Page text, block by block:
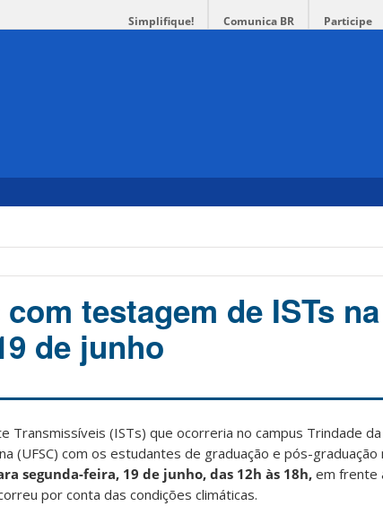
Simplifique! Comunica BR Participe
testagem de ISTs na
de junho
Transmissíveis (ISTs) que ocorreria no campus Trindade da
(UFSC) com os estudantes de graduação e pós-graduação
segunda-feira, 19 de junho, das 12h às 18h, em frente
por conta das condições climáticas.